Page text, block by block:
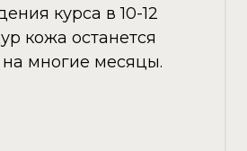
курса в 10-12
кожа останется
на многие месяцы.